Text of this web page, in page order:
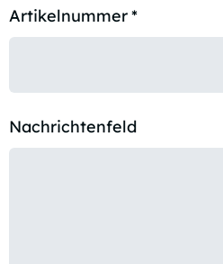
Artikelnummer*
Nachrichtenfeld